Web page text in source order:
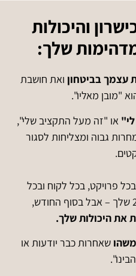
והיכולות
שלך:
עצמך בביטחון ואת חושבת
"מובן מאליו".
או "זה מעל התקציב שלי",
גבוה ומצליחות לסגור
פרויקט, בכל לקוח ובכל
את היכולות שלך.
משהו שאחרות כבר יודעות או